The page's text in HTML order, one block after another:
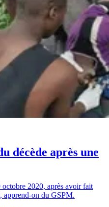
décède après une
2020, après avoir fait
apprend-on du GSPM.